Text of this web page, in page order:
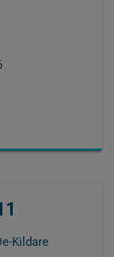
Kildare